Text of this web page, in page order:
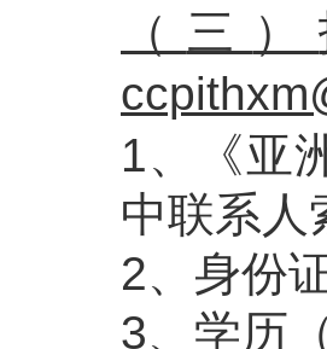
（ 三 ）
1、《亚
中联系人
2、身份
3、学历